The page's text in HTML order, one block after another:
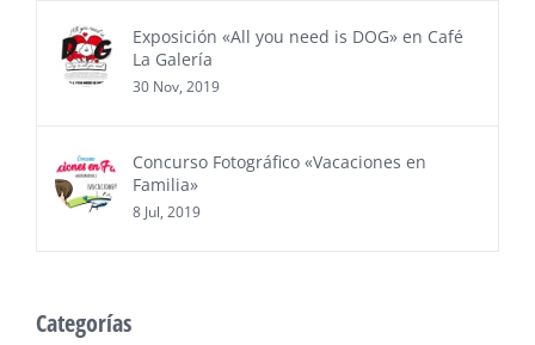
Exposición «All you need is DOG» en Café
La Galería
30 Nov, 2019
Concurso Fotográfico «Vacaciones en
Familia»
8 Jul, 2019
Categorías